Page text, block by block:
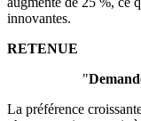
innovantes.
RETENUE
"
La préférence